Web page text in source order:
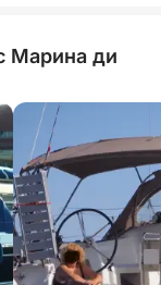
Марина ди